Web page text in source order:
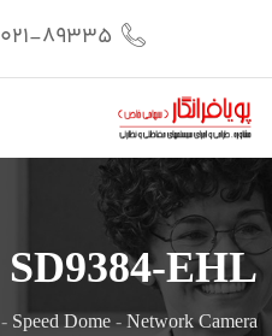
021-89335
SD9384-EHL
- Speed Dome - Network Camera